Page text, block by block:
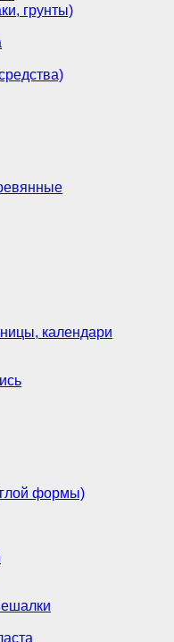
грунты)
календари
формы)